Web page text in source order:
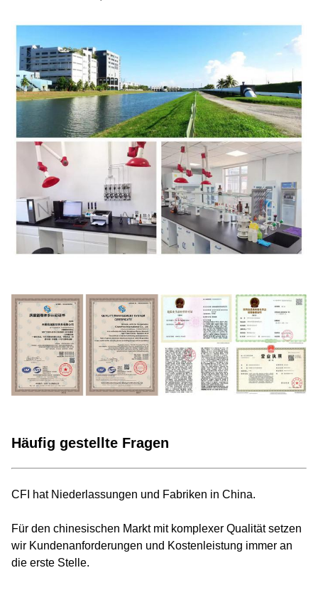
Häufig gestellte Fragen
CFI hat Niederlassungen und Fabriken in China.
Für den chinesischen Markt mit komplexer Qualität setzen
wir Kundenanforderungen und Kostenleistung immer an
die erste Stelle.